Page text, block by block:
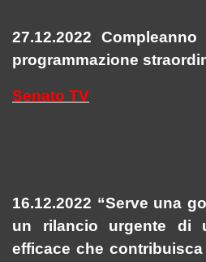
27.12.2022
programmazione
Senato TV
16.12.2022 “Serve una
un rilancio urgente di
efficace che